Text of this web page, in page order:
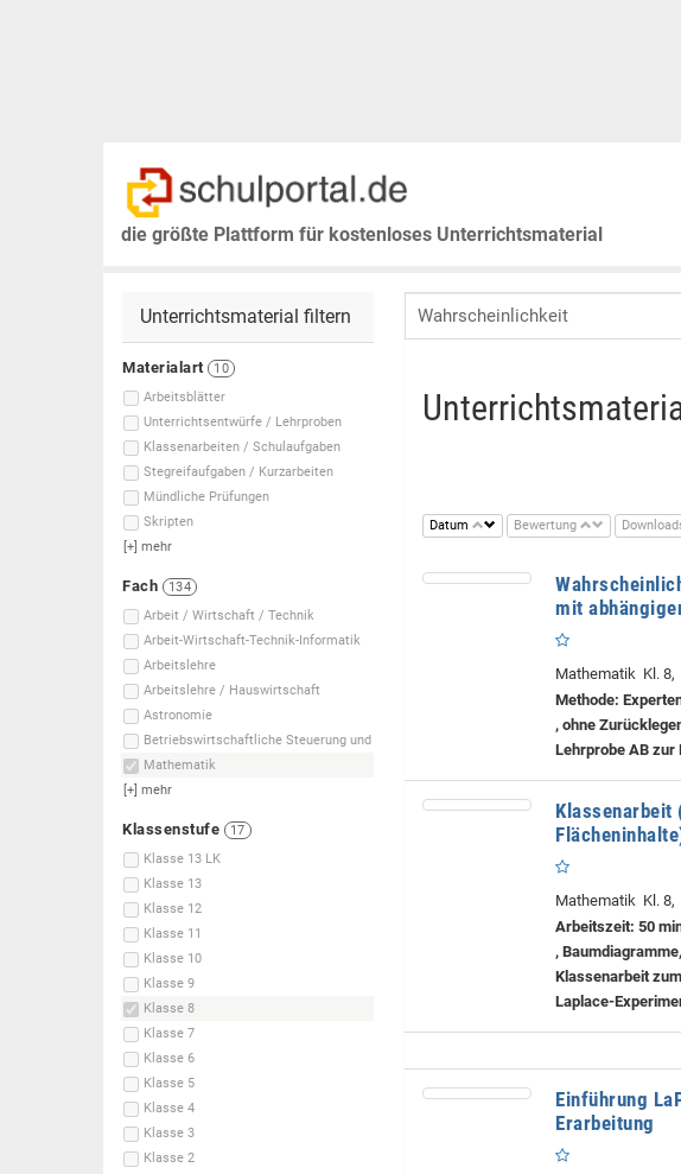
die größte Plattform für kostenloses Unterrichtsmaterial
Unterrichtsmaterial filtern
Materialart
10
Arbeitsblätter
Unterrichtsentwürfe / Lehrproben
Klassenarbeiten / Schulaufgaben
Stegreifaufgaben / Kurzarbeiten
Mündliche Prüfungen
Skripten
[+] mehr
Fach
134
Arbeit / Wirtschaft / Technik
Arbeit-Wirtschaft-Technik-Informatik
Arbeitslehre
Arbeitslehre / Hauswirtschaft
Astronomie
Betriebswirtschaftliche Steuerung und
Mathematik
[+] mehr
Klassenstufe
17
Klasse 13 LK
Klasse 13
Klasse 12
Klasse 11
Klasse 10
Klasse 9
Klasse 8
Klasse 7
Klasse 6
Klasse 5
Klasse 4
Klasse 3
Klasse 2
Datum Bewertung
mit
Mathematik Kl. 8,
Methode:
, ohne
Lehrprobe AB zur
Klassenarbeit
Mathematik Kl. 8,
Arbeitszeit: 50
,
Klassenarbeit
Laplace-
Einführung
Erarbeitung